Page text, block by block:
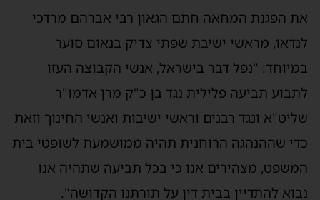
את הפגנת המחאה חתם הגאון רבי אברהם מרדכי
לנדאו, מראשי ישיבת שפתי צדיק בנאום סוער
במיוחד: "נפל דבר בישראל, אנשי הקבוצה העזו
לתבוע תביעה פלילית נגד בן כ"ק מרן אדמו"ר
שליט"א ונגד רבנים וראשי ישיבות ואנשי החינוך וזאת
כדי שההנהגה הרוחנית תהיה ממושמעת לשופטי בית
המשפט, מצהירים אנו כי בכל תביעה שתהיה אנו
נבוא להתדיין בבית דין על תורתנו הקדושה".